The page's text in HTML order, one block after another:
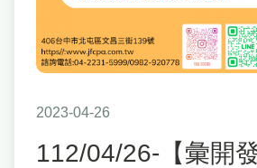
2023-04-26
112/04/26-【彙開